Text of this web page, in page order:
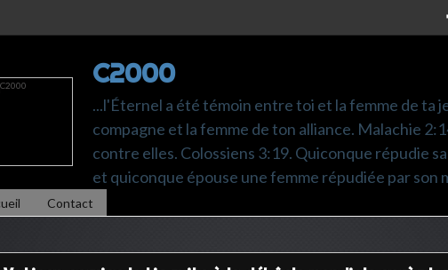
C2000
...l'Éternel a été témoin entre toi et la femme de ta
compagne et la femme de ton alliance. Malachie
contre elles. Colossiens 3:19. Quiconque répudie
et quiconque épouse une femme répudiée par son
Contact